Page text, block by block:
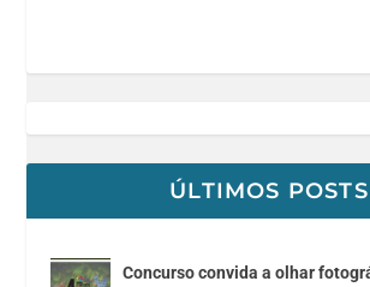
ÚLTIMOS POSTS
Concurso convida a olhar